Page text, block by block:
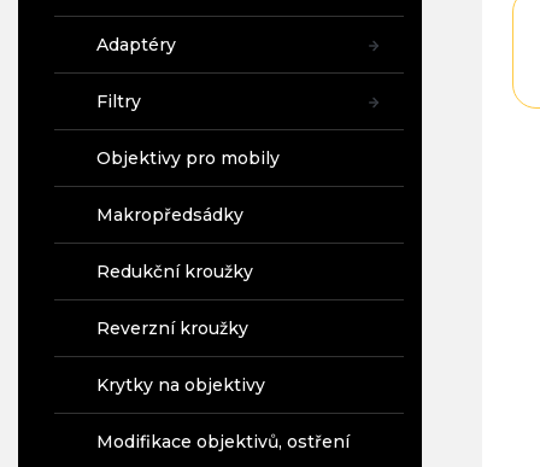
Adaptéry
Filtry
Objektivy pro mobily
Makropředsádky
Redukční kroužky
Reverzní kroužky
Krytky na objektivy
Modifikace objektivů, ostření